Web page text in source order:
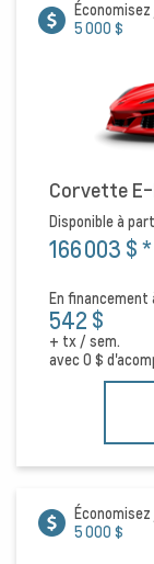
5 000 $
Corvette
Disponible à
166 003 $*
En financement
542 $
+ tx / sem.
avec0 $
Économisez
5 000 $